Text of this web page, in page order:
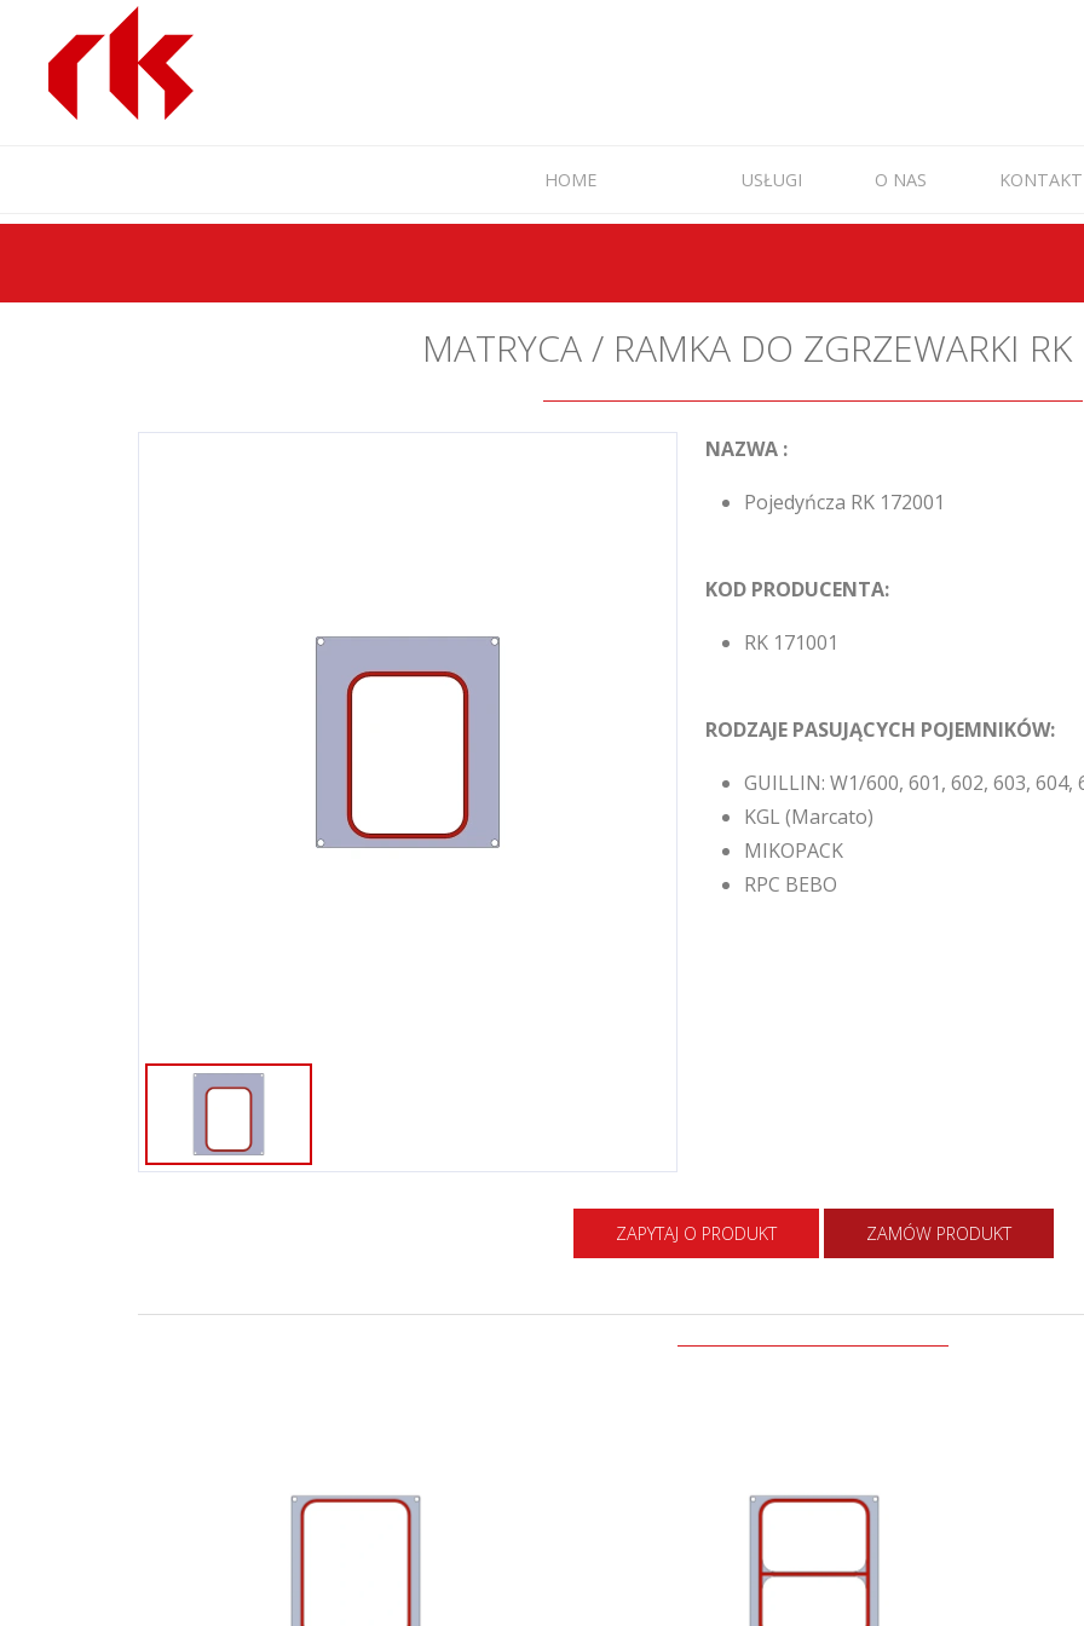
HOME USŁUGI O NAS KONTAKT
MATRYCA / RAMKA DO ZGRZEWARKI
NAZWA :
Pojedyńcza RK 172001
KOD PRODUCENTA:
RK 171001
RODZAJE PASUJĄCYCH POJEMNIKÓW:
GUILLIN: W1/600, 601, 602, 603, 604,
KGL (Marcato)
MIKOPACK
RPC BEBO
ZAPYTAJ O PRODUKT ZAMÓW PRODUKT